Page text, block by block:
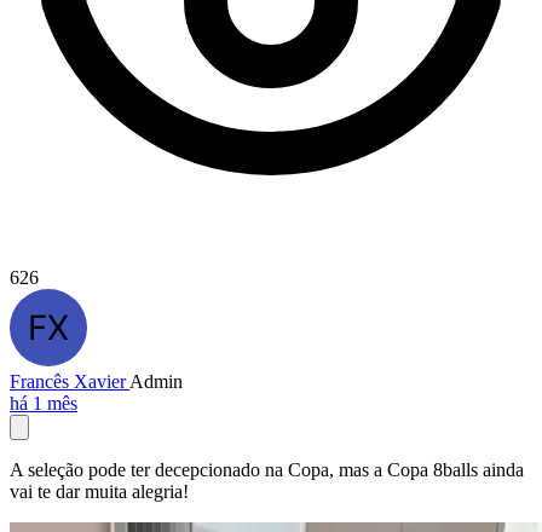
626
Francês XavierAdmin
há 1 mês
A seleção pode ter decepcionado na Copa, mas a Copa 8balls ainda
vai te dar muita alegria!